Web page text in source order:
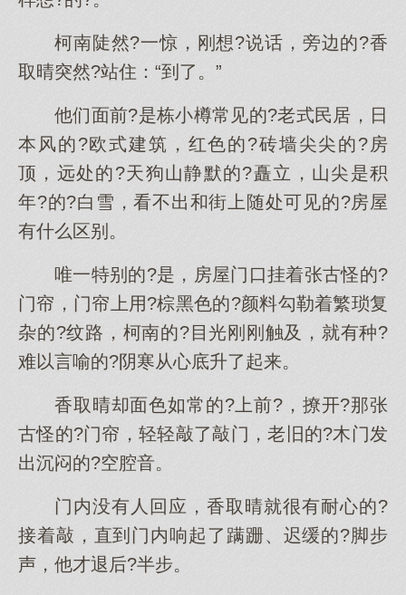
柯南陡然?一惊，刚想?说话，旁边的?香
取晴突然?站住：“到了。”
他们面前?是栋小樽常见的?老式民居，日
本风的?欧式建筑，红色的?砖墙尖尖的?房
顶，远处的?天狗山静默的?矗立，山尖是积
年?的?白雪，看不出和街上随处可见的?房屋
有什么区别。
唯一特别的?是，房屋门口挂着张古怪的?
门帘，门帘上用?棕黑色的?颜料勾勒着繁琐复
杂的?纹路，柯南的?目光刚刚触及，就有种?
难以言喻的?阴寒从心底升了起来。
香取晴却面色如常的?上前?，撩开?那张
古怪的?门帘，轻轻敲了敲门，老旧的?木门发
出沉闷的?空腔音。
门内没有人回应，香取晴就很有耐心的?
接着敲，直到门内响起了蹒跚、迟缓的?脚步
声，他才退后?半步。